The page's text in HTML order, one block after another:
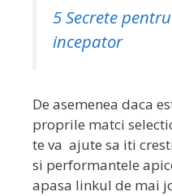
5 Secrete
incepator
De asemenea daca
proprile matci
te va ajute sa iti
si performantele
apasa linkul de mai